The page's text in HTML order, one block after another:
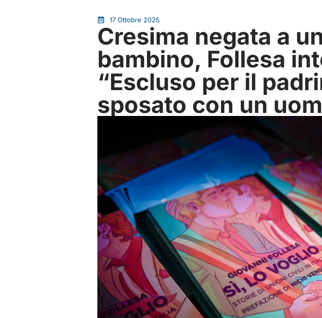
17 Ottobre 2025
Cresima negata a
bambino, Follesa
“Escluso per il
sposato con un